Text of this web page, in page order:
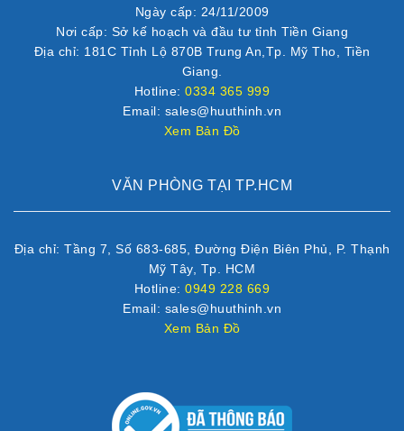
Ngày cấp: 24/11/2009
Nơi cấp: Sở kế hoạch và đầu tư tỉnh Tiền Giang
Địa chỉ: 181C Tỉnh Lộ 870B Trung An,Tp. Mỹ Tho, Tiền
Giang.
Hotline:0334 365 999
Email: sales@huuthinh.vn
Xem Bản Đồ
VĂN PHÒNG TẠI TP.HCM
Địa chỉ: Tầng 7, Số 683-685, Đường Điện Biên Phủ, P. Thạnh
Mỹ Tây, Tp. HCM
Hotline:0949 228 669
Email: sales@huuthinh.vn
Xem Bản Đồ